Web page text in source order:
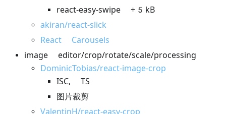
react-easy-swipe +5kB
akiran/react-slick
React Carousels
image editor/crop/rotate/scale/processing
DominicTobias/react-image-crop
ISC, TS
图片裁剪
ValentinH/react-easy-crop